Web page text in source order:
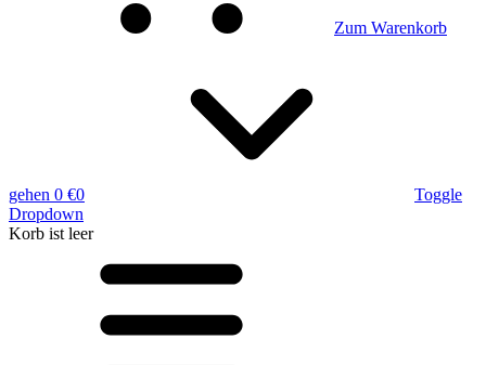
Zum Warenkorb
gehen 0 €0
Toggle
Dropdown
Korb ist leer